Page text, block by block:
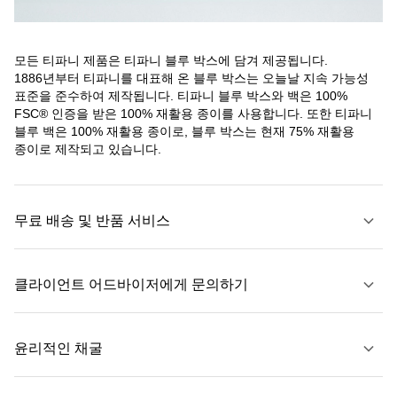
모든 티파니 제품은 티파니 블루 박스에 담겨 제공됩니다.
1886년부터 티파니를 대표해 온 블루 박스는 오늘날 지속 가능성
표준을 준수하여 제작됩니다. 티파니 블루 박스와 백은 100%
FSC® 인증을 받은 100% 재활용 종이를 사용합니다. 또한 티파니
블루 백은 100% 재활용 종이로, 블루 박스는 현재 75% 재활용
종이로 제작되고 있습니다.
무료 배송 및 반품 서비스
자세히 보기
클라이언트 어드바이저에게 문의하기
윤리적인 채굴